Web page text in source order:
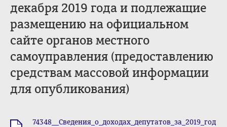
декабря 2019 года и подлежащие
размещению на официальном
сайте органов местного
самоуправления (предоставлению
средствам массовой информации
для опубликования)
74348__Сведения_о_доходах_депутатов_за_2019_год